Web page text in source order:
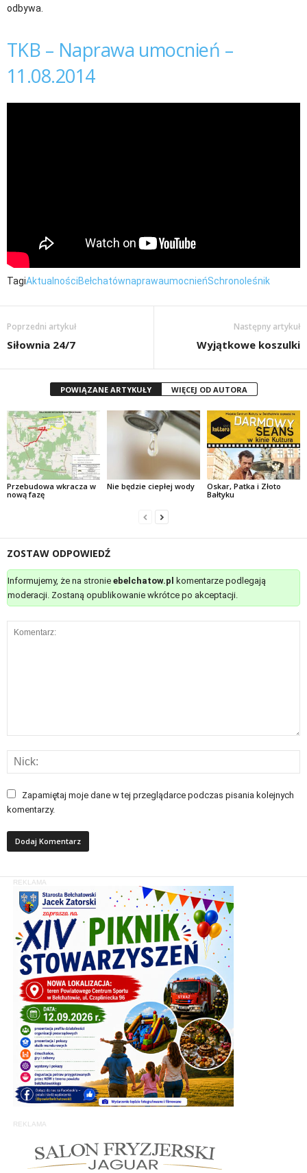
odbywa.
TKB – Naprawa umocnień –
11.08.2014
TagiAktualnościBełchatównaprawaumocnieńSchronoleśnik
Poprzedni artykuł
Siłownia 24/7
Następny artykuł
Wyjątkowe koszulki
POWIĄZANE ARTYKUŁY WIĘCEJ OD AUTORA
Przebudowa wkracza w
nową fazę
Nie będzie ciepłej wody
Oskar, Patka i Złoto
Bałtyku
ZOSTAW ODPOWIEDŹ
Informujemy, że na stronie ebelchatow.pl
komentarze podlegają
moderacji. Zostaną opublikowanie wkrótce po akceptacji.
Zapamiętaj moje dane w tej przeglądarce podczas pisania kolejnych
komentarzy.
REKLAMA
REKLAMA